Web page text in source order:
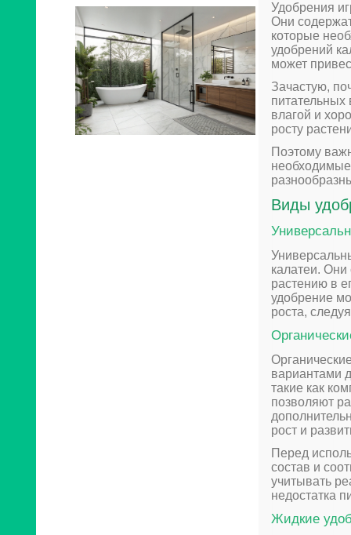
Удобрения
Они
которые
удобрений
может
Зачастую,
влагой и
росту
Поэтому
Виды
калатеи.
растению в
удобрение
роста,
вариантами
такие как
позволяют
рост и
Перед
состав и
учитывать
недостатка
Жидкие